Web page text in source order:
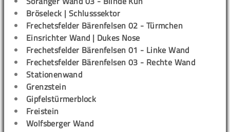
Bröseleck | Schlusssektor
Frechetsfelder Bärenfelsen 02 - Türmchen
Einsrichter Wand | Dukes Nose
Frechetsfelder Bärenfelsen 01 - Linke Wand
Frechetsfelder Bärenfelsen 03 - Rechte Wand
Stationenwand
Grenzstein
Gipfelstürmerblock
Freistein
Wolfsberger Wand